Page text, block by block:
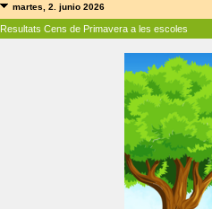
martes, 2. junio 2026
Resultats Cens de Primavera a les escoles